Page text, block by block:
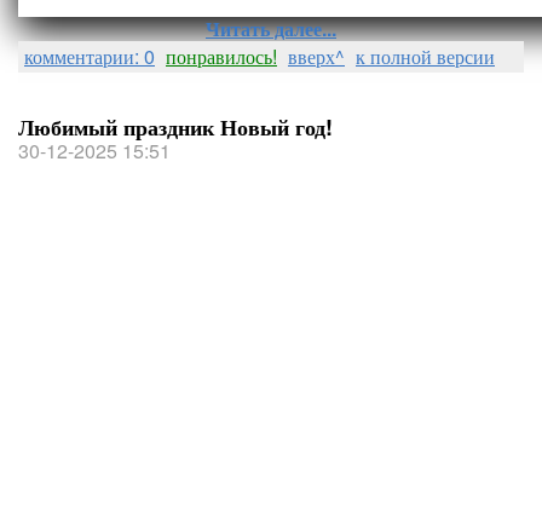
Читать далее...
комментарии: 0 понравилось! вверх^ к полной версии
Любимый праздник Новый год!
30-12-2025 15:51